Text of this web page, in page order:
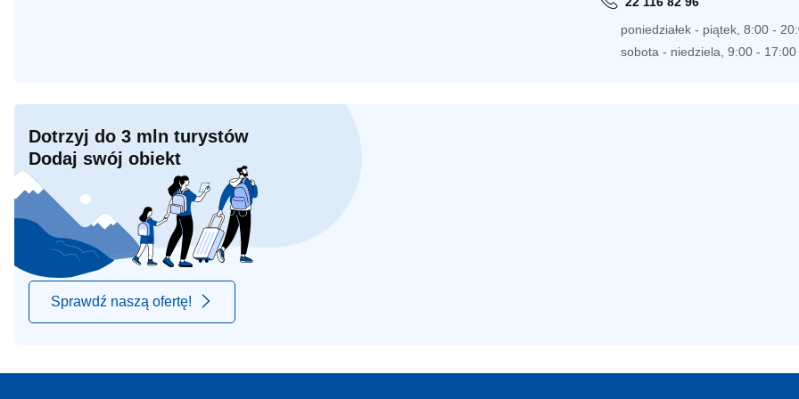
poniedziałek - piątek, 8:00 -
sobota - niedziela, 9:00 - 17:00
Dotrzyj do 3 mln turystów
Dodaj swój obiekt
Sprawdź naszą ofertę!